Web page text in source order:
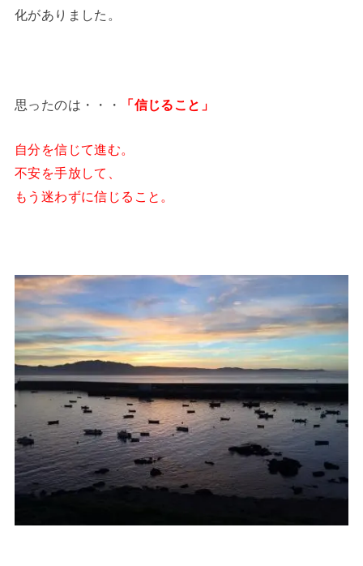
化がありました。
思ったのは・・・ 「信じること」
自分を信じて進む。
不安を手放して、
もう迷わずに信じること。